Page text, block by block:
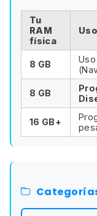
Tu
RAM
física
8 GB
8 GB
16 GB+